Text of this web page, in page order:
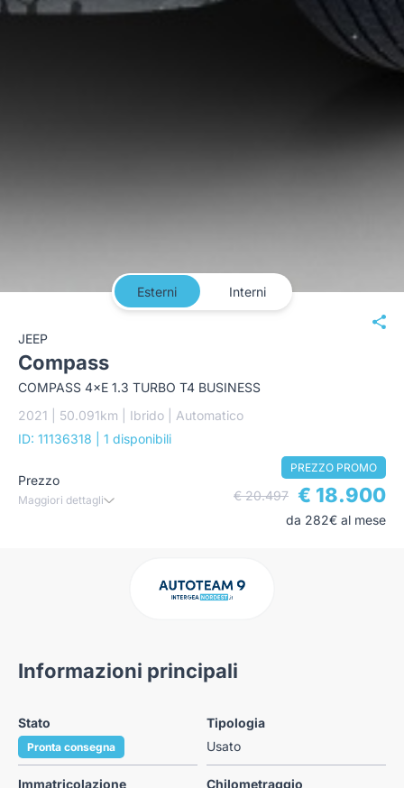
Esterni Interni
JEEP
Compass
COMPASS 4×E 1.3 TURBO T4 BUSINESS
2021 | 50.091km | Ibrido | Automatico
ID: 11136318
| 1 disponibili
Prezzo
Maggiori dettagli
PREZZO PROMO
€ 20.497 € 18.900
da 282€ al mese
Informazioni principali
Stato
Pronta consegna
Tipologia
Usato
Immatricolazione Chilometraggio